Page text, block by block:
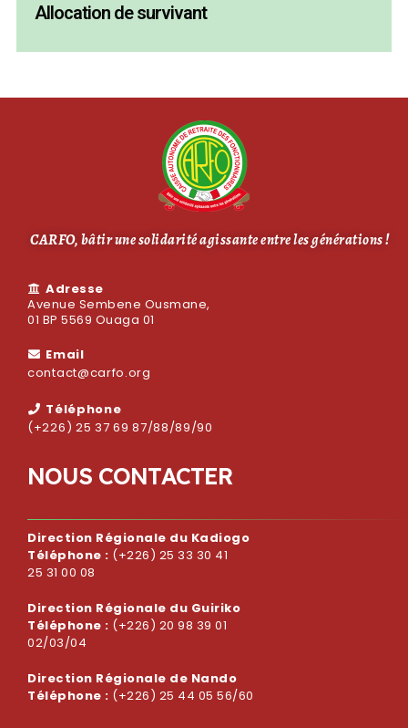
Allocation de survivant
CARFO, bâtir une solidarité agissante entre les générations !
Adresse
Avenue Sembene Ousmane,
01 BP 5569 Ouaga 01
Email
contact@carfo.org
Téléphone
(+226) 25 37 69 87/88/89/90
NOUS CONTACTER
Direction Régionale du Kadiogo
Téléphone : (+226) 25 33 30 41
25 31 00 08
Direction Régionale du Guiriko
Téléphone : (+226) 20 98 39 01
02/03/04
Direction Régionale de Nando
Téléphone : (+226) 25 44 05 56/60